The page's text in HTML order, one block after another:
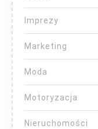
Imprezy
Marketing
Moda
Motoryzacja
Nieruchomości